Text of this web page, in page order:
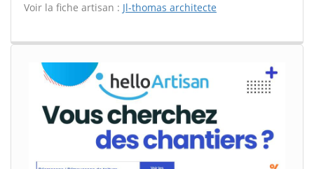
Voir la fiche artisan : Jl-thomas architecte